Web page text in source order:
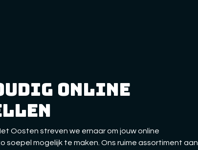
online
Oosten streven we ernaar om jouw online
soepel mogelijk te maken. Ons ruime assortiment aan